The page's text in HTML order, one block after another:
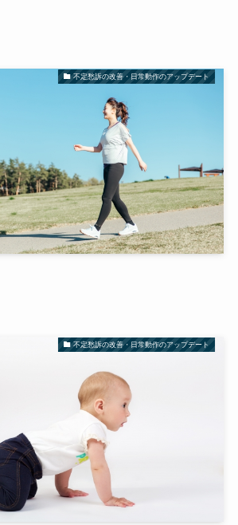
不定愁訴の改善・日常動作のアップデート
不定愁訴の改善・日常動作のアップデート